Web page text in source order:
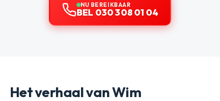
NU BEREIKBAAR
BEL 030 308 01 04
Het verhaal van Wim